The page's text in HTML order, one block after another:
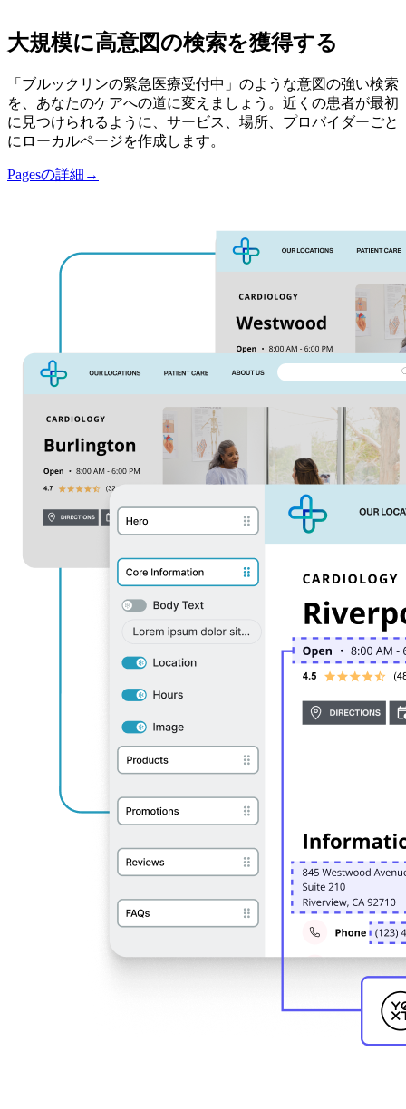
大規模に高意図の検索を獲得する
「ブルックリンの緊急医療受付中」のような意図の強い検索
を、あなたのケアへの道に変えましょう。近くの患者が最初
に見つけられるように、サービス、場所、プロバイダーごと
にローカルページを作成します。
Pagesの詳細 →